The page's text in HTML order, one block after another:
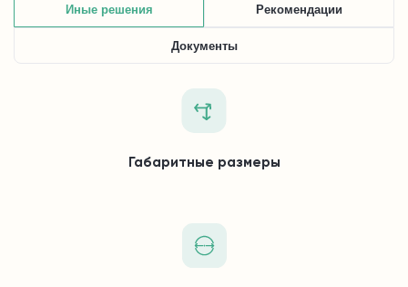
Иные решения Рекомендации
Документы
Габаритные размеры